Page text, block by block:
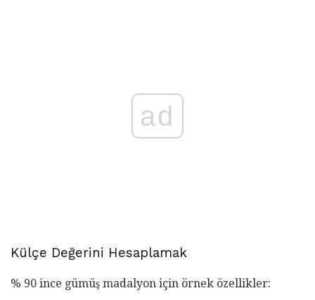
ad
Külçe Değerini Hesaplamak
% 90 ince gümüş madalyon için örnek özellikler: